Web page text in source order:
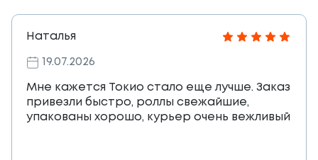
Наталья
19.07.2026
Мне кажется Токио стало еще лучше. Заказ
привезли быстро, роллы свежайшие,
упакованы хорошо, курьер очень вежливый